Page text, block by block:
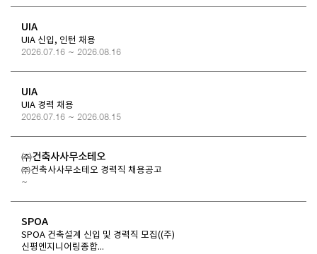
UIA
UIA 신입, 인턴 채용
2026.07.16 ~ 2026.08.16
UIA
UIA 경력 채용
2026.07.16 ~ 2026.08.15
㈜건축사사무소테오
㈜건축사사무소테오 경력직 채용공고
~
SPOA
SPOA 건축설계 신입 및 경력직 모집((주)
신평엔지니어링종합...